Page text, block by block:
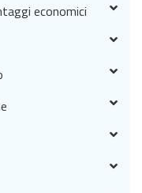
economici